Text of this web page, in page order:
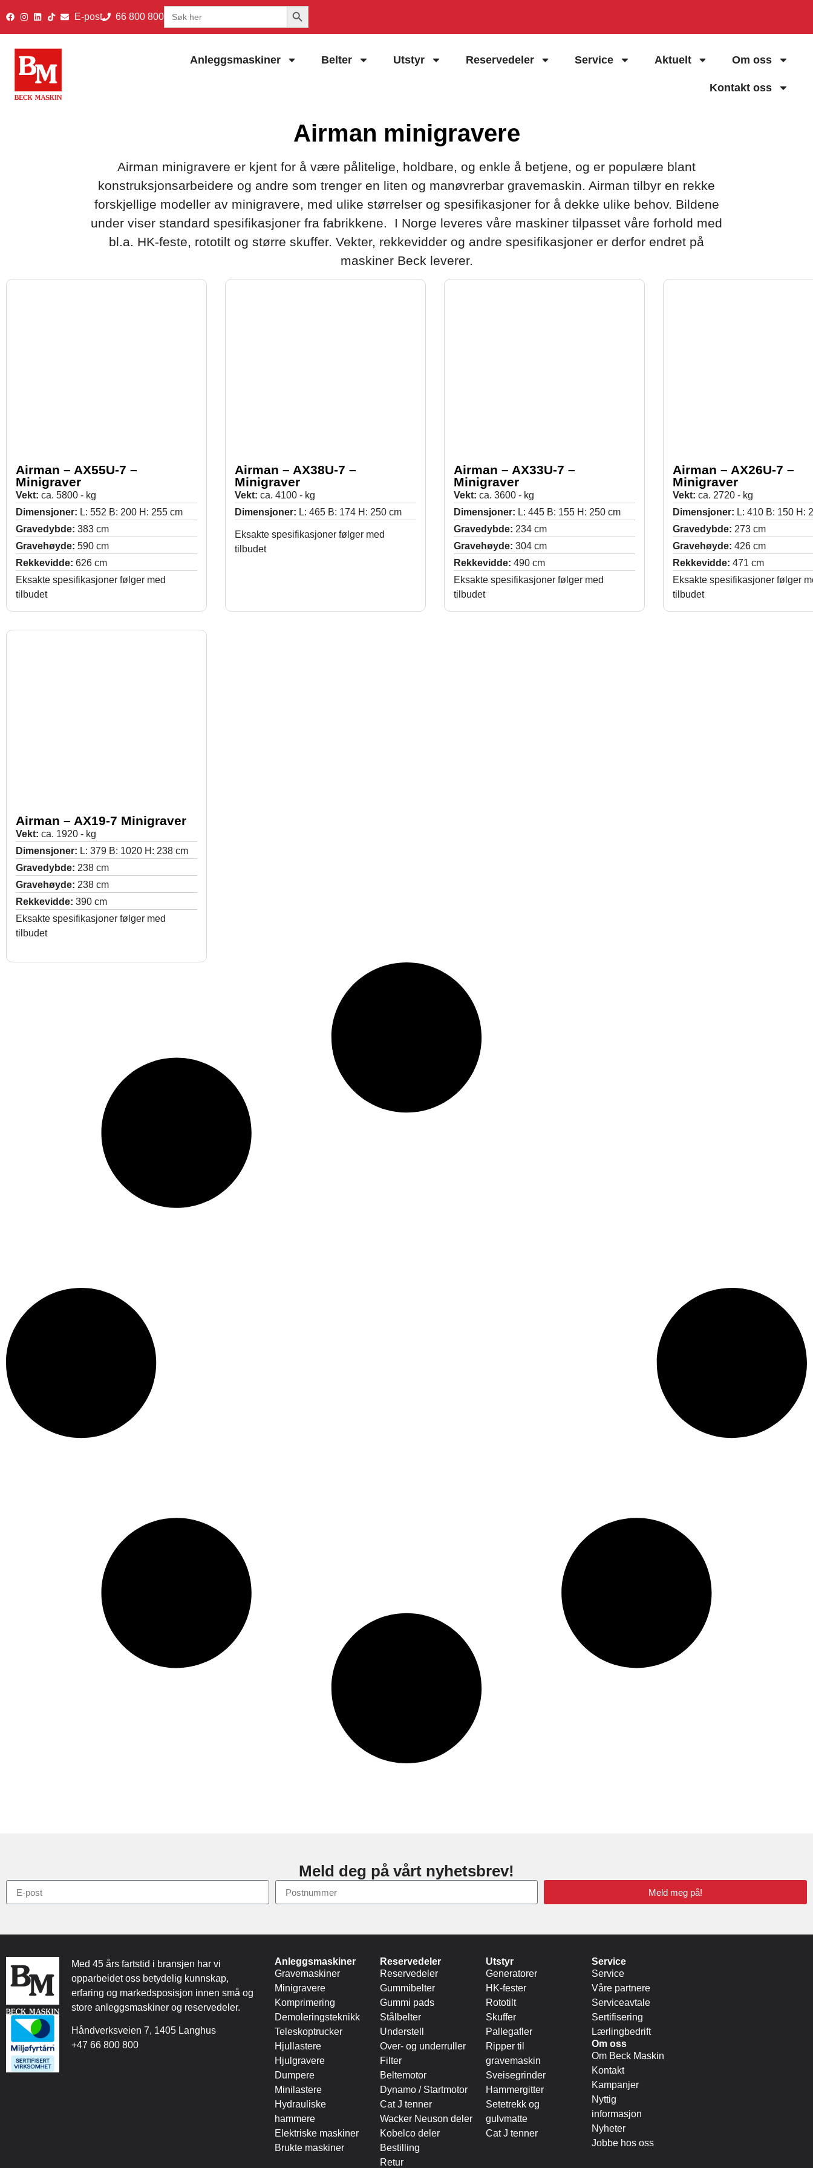
E-post 66 800 800
Search
for:
Search Button
Anleggsmaskiner Belter Utstyr Reservedeler Service Aktuelt Om oss
Kontakt oss
Airman minigravere
Airman minigravere er kjent for å være pålitelige, holdbare, og enkle å betjene, og er populære blant
konstruksjonsarbeidere og andre som trenger en liten og manøvrerbar gravemaskin. Airman tilbyr en rekke
forskjellige modeller av minigravere, med ulike størrelser og spesifikasjoner for å dekke ulike behov. Bildene
under viser standard spesifikasjoner fra fabrikkene. I Norge leveres våre maskiner tilpasset våre forhold med
bl.a. HK-feste, rototilt og større skuffer. Vekter, rekkevidder og andre spesifikasjoner er derfor endret på
maskiner Beck leverer.
Airman – AX55U-7 –
Minigraver
Vekt: ca. 5800 - kg
Dimensjoner: L: 552 B: 200 H: 255 cm
Gravedybde: 383 cm
Gravehøyde: 590 cm
Rekkevidde: 626 cm
Eksakte spesifikasjoner følger med
tilbudet
Airman – AX38U-7 –
Minigraver
Vekt: ca. 4100 - kg
Dimensjoner: L: 465 B: 174 H: 250 cm
Eksakte spesifikasjoner følger med
tilbudet
Airman – AX33U-7 –
Minigraver
Vekt: ca. 3600 - kg
Dimensjoner: L: 445 B: 155 H: 250 cm
Gravedybde: 234 cm
Gravehøyde: 304 cm
Rekkevidde: 490 cm
Eksakte spesifikasjoner følger med
tilbudet
Airman – AX26U-7 –
Minigraver
Vekt: ca. 2720 - kg
Dimensjoner: L: 410 B: 150 H:
Gravedybde: 273 cm
Gravehøyde: 426 cm
Rekkevidde: 471 cm
Eksakte spesifikasjoner følger
tilbudet
Airman – AX19-7 Minigraver
Vekt: ca. 1920 - kg
Dimensjoner: L: 379 B: 1020 H: 238 cm
Gravedybde: 238 cm
Gravehøyde: 238 cm
Rekkevidde: 390 cm
Eksakte spesifikasjoner følger med
tilbudet
Meld deg på vårt nyhetsbrev!
Meld meg på!
Med 45 års fartstid i bransjen har vi
opparbeidet oss betydelig kunnskap,
erfaring og markedsposisjon innen små og
store anleggsmaskiner og reservedeler.
Håndverksveien 7, 1405 Langhus
+47 66 800 800
Anleggsmaskiner
Gravemaskiner
Minigravere
Komprimering
Demoleringsteknikk
Teleskoptrucker
Hjullastere
Hjulgravere
Dumpere
Minilastere
Hydrauliske
hammere
Elektriske maskiner
Brukte maskiner
Reservedeler
Reservedeler
Gummibelter
Gummi pads
Stålbelter
Understell
Over- og underruller
Filter
Beltemotor
Dynamo / Startmotor
Cat J tenner
Wacker Neuson deler
Kobelco deler
Bestilling
Retur
Utstyr
Generatorer
HK-fester
Rototilt
Skuffer
Pallegafler
Ripper til
gravemaskin
Sveisegrinder
Hammergitter
Setetrekk og
gulvmatte
Cat J tenner
Service
Service
Våre partnere
Serviceavtale
Sertifisering
Lærlingbedrift
Om oss
Om Beck Maskin
Kontakt
Kampanjer
Nyttig
informasjon
Nyheter
Jobbe hos oss